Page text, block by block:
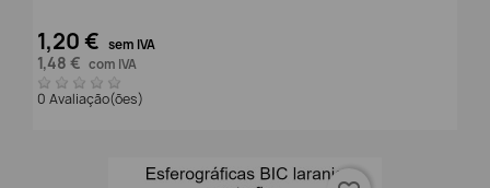
1,20 € sem IVA
1,48 € com IVA
0 Avaliação(ões)